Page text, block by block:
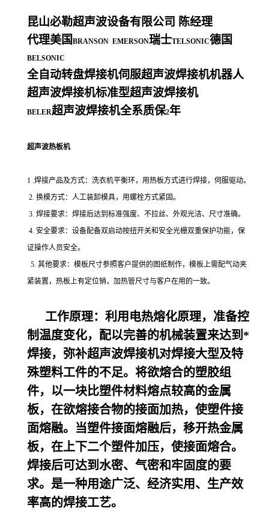
昆山必勒超声波设备有限公司
陈经理
代理美国 BRANSON EMERSON瑞士TELSONIC德国
BELSONIC
全自动转盘焊接机伺服超声波焊接机机器人
超声波焊接机标准型超声波焊接机
BELER超声波焊接机全系质保2年
超声波热板机
1 .焊接产品及方式：洗衣机平衡环，用热板方式进行焊接，伺服驱动。
2. 换模方式：人工装卸模具，用螺栓方式紧固。
3. 焊接要求：焊接后达到标准强度、不拉丝、外观光洁、尺寸准确。
4. 安全要求：设备配备双启动按扭开关和安全光栅双重保护功能，保
证操作人员安全。
5. 其他要求：模板尺寸参照客户提供的图纸制作，模板上需配气动夹
紧装置，热板上有定位销，加热管尺寸与客户在用的一致。
工作原理：利用电热熔化原理，准备控
制温度变化，配以完善的机械装置来达到*
焊接，弥补超声波焊接机对焊接大型及特
殊塑料工件的不足。将欲熔合的塑胶组
件，以一块比塑件材料熔点较高的金属
板，在欲熔接合物的接面加热，使塑件接
面熔融。当塑件接面熔融后，移开热金属
板，在上下二个塑件加压，使接面熔合。
焊接后可达到水密、气密和牢固度的要
求。是一种用途广泛、经济实用、生产效
率高的焊接工艺。